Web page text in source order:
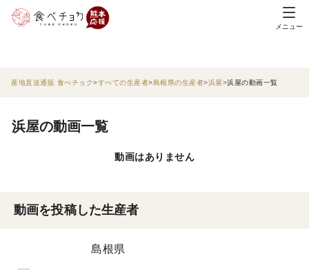
メニュー
産地直送通販 食べチョク すべての生産者 島根県の生産者 浜屋 浜屋の動画一覧
浜屋の動画一覧
動画はありません
動画を投稿した生産者
島根県